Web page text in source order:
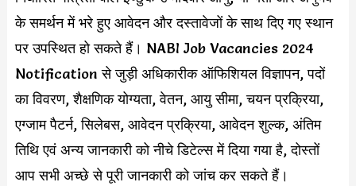
के समर्थन में भरे हुए आवेदन और दस्तावेजों के साथ दिए गए स्थान
पर उपस्थित हो सकते हैं। NABI Job Vacancies 2024
Notification से जुड़ी अधिकारीक ऑफिशियल विज्ञापन, पदों
का विवरण, शैक्षणिक योग्यता, वेतन, आयु सीमा, चयन प्रक्रिया,
एग्जाम पैटर्न, सिलेबस, आवेदन प्रक्रिया, आवेदन शुल्क, अंतिम
तिथि एवं अन्य जानकारी को नीचे डिटेल्स में दिया गया है, दोस्तों
आप सभी अच्छे से पूरी जानकारी को जांच कर सकते हैं।